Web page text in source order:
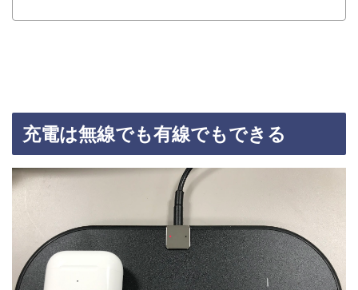
充電は無線でも有線でもできる